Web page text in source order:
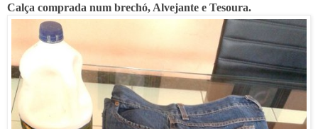
Calça comprada num brechó, Alvejante e Tesoura.